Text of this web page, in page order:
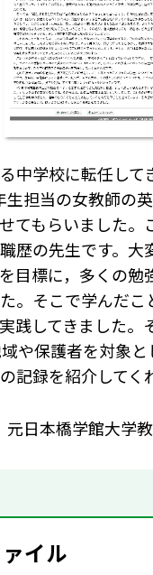
中学校に転任して
生担当の女教師の
てもらいました。
歴の先生です。大
目標に，多くの勉
。そこで学んだこ
践してきました。
や保護者を対象と
記録を紹介してく
元日本橋学館大学
イル